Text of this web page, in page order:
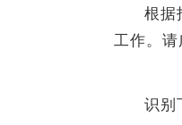
根据
工作。
识别